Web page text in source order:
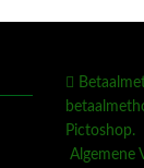
Pictoshop.
Algemene